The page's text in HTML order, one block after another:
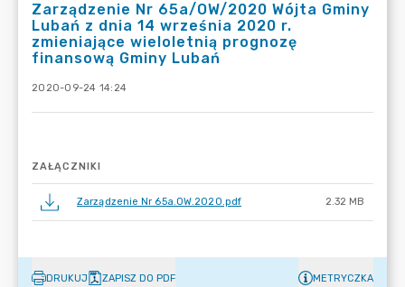
Zarządzenie Nr 65a/OW/2020 Wójta Gminy
Lubań z dnia 14 września 2020 r.
zmieniające wieloletnią prognozę
finansową Gminy Lubań
2020-09-24 14:24
ZAŁĄCZNIKI
Zarządzenie Nr 65a.OW.2020.pdf 2.32 MB
DRUKUJ ZAPISZ DO PDF METRYCZKA